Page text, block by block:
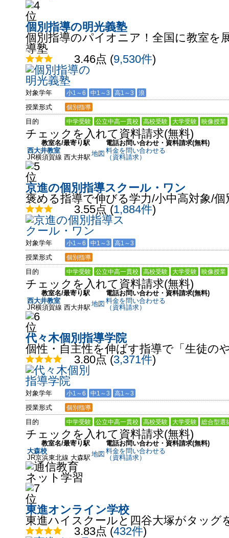
個別指導の明光義塾
個別指導のパイオニア！全国に教室を
導塾
3.46点 (9,530件)
対象学年 小1～6 中1～3 高1～3 浪
授業形式 個別指導
目的 中学受験 公立中高一貫校 高校受験 大学受験 映像授業
チェックを入れて資料請求(無料)
教室名/最寄り駅
電話お問い合わせ・資料請求(無料)
西大井教室
JR横須賀線 西大井駅 地図 料金を問い合わせる
（資料請求）
京進の個別指導スクール・ワン
褒める指導で伸びる学力/小中高対象/
3.55点 (1,884件)
対象学年 小1～6 中1～3 高1～3
授業形式 個別指導
目的 中学受験 公立中高一貫校 高校受験 大学受験 映像授業
チェックを入れて資料請求(無料)
教室名/最寄り駅
電話お問い合わせ・資料請求(無料)
西大井教室
JR横須賀線 西大井駅 地図 料金を問い合わせる
（資料請求）
代々木個別指導学院
個性・自主性を伸ばす指導で「生徒の
3.80点 (3,371件)
対象学年 小1～6 中1～3 高1～3
授業形式 個別指導
目的 中学受験 公立中高一貫校 高校受験 大学受験 総合型選
チェックを入れて資料請求(無料)
教室名/最寄り駅
電話お問い合わせ・資料請求(無料)
大森校
JR京浜東北線 大森駅 地図 料金を問い合わせる
（資料請求）
東進オンライン学校
東進ハイスクールと四谷大塚がタッグ
3.83点 (432件)